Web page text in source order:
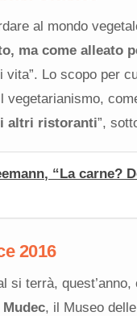
al mondo
ma come alleato
Lo scopo per
vegetarianismo,
altri ristoranti”,
“La carne?
2016
si terrà,
, il Museo